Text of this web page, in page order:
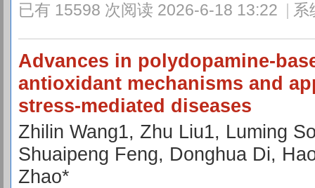
已有 15598 次阅读 2026-6-18 13:22 系
Advances in polydopamine-
antioxidant mechanisms and
stress-mediated diseases
Zhilin Wang1, Zhu Liu1, Luming
Shuaipeng Feng, Donghua Di,
Zhao*